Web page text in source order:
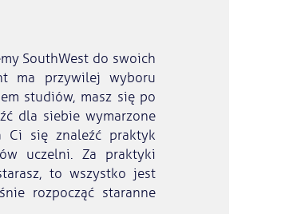
SouthWest do swoich
ma przywilej wyboru
studiów, masz się po
dla siebie wymarzone
Ci się znaleźć praktyk
uczelni. Za praktyki
to wszystko jest
rozpocząć staranne